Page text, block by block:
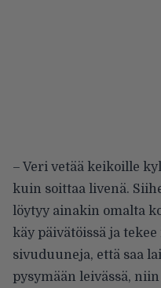
– Veri vetää keikoille
kuin soittaa livenä.
löytyy ainakin omalta
käy päivätöissä ja
sivuduuneja, että saa
pysymään leivässä,